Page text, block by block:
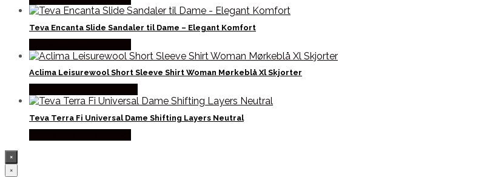
Teva Encanta Slide Sandaler til Dame – Elegant Komfort
Aclima Leisurewool Short Sleeve Shirt Woman Mørkeblå Xl Skjorter
Teva Terra Fi Universal Dame Shifting Layers Neutral
×
×